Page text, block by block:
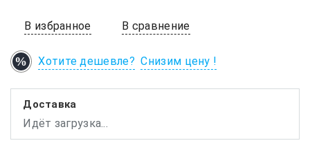
В избранное В сравнение
Хотите дешевле? Снизим цену !
Доставка
Идёт загрузка...